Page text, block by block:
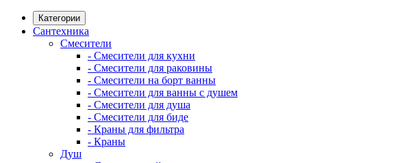
Категории
Сантехника
Смесители
- Смесители для кухни
- Смесители для раковины
- Смесители на борт ванны
- Смесители для ванны с душем
- Смесители для душа
- Смесители для биде
- Краны для фильтра
- Краны
Душ